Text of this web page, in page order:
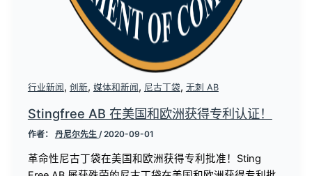
行业新闻, 创新, 媒体和新闻, 尼古丁袋, 无刺 AB
Stingfree AB 在美国和欧洲获得专利认证！
作者： 丹尼尔先生 /2020-09-01
革命性尼古丁袋在美国和欧洲获得专利批准！Sting